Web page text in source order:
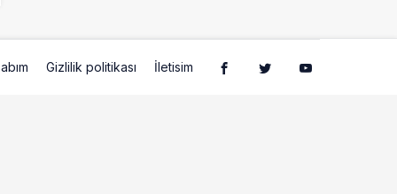
Gizlilik politikası İletisim